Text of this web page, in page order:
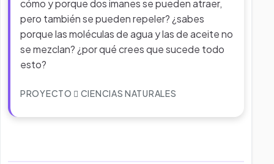
cómo y porque dos imanes se pueden atraer,
pero también se pueden repeler? ¿sabes
porque las moléculas de agua y las de aceite no
se mezclan? ¿por qué crees que sucede todo
esto?
PROYECTO CIENCIAS NATURALES